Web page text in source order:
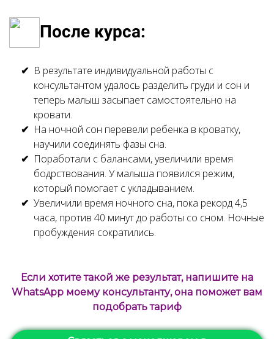
После курса:
В результате индивидуальной работы с
консультантом удалось разделить груди и сон и
теперь малыш засыпает самостоятельно на
кровати.
На ночной сон перевели ребенка в кроватку,
научили соединять фазы сна.
Поработали с балансами, увеличили время
бодрствования. У малыша появился режим,
который помогает с укладыванием.
Увеличили время ночного сна, пока рекорд 4,5
часа, против 40 минут до работы со сном. Ночные
пробуждения сократились.
Если хотите такой же результат, напишите на
WhatsApp моему консультанту, она поможет вам
подобрать тариф